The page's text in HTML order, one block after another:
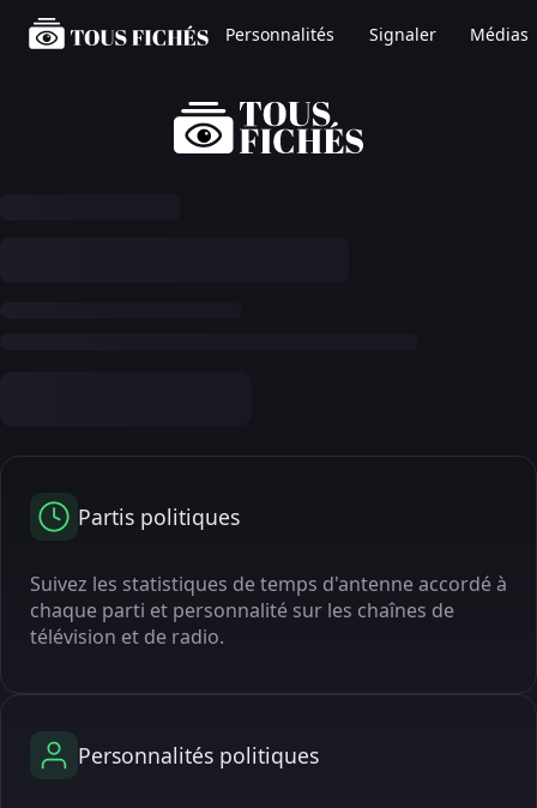
Personnalités Signaler Médias
Partis politiques
Suivez les statistiques de temps d'antenne accordé à
chaque parti et personnalité sur les chaînes de
télévision et de radio.
Personnalités politiques